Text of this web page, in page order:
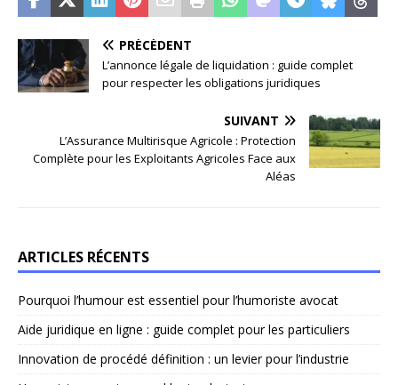
PRÉCÉDENT
L’annonce légale de liquidation : guide complet
pour respecter les obligations juridiques
SUIVANT
L’Assurance Multirisque Agricole : Protection
Complète pour les Exploitants Agricoles Face aux
Aléas
ARTICLES RÉCENTS
Pourquoi l’humour est essentiel pour l’humoriste avocat
Aide juridique en ligne : guide complet pour les particuliers
Innovation de procédé définition : un levier pour l’industrie